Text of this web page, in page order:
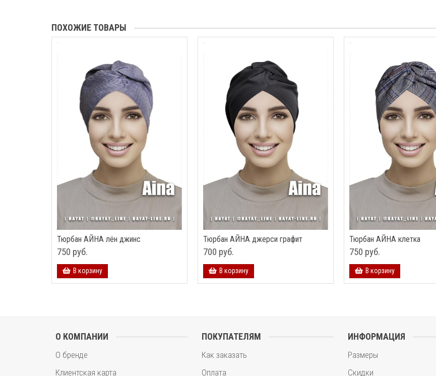
ПОХОЖИЕ ТОВАРЫ
Тюрбан АЙНА лён джинс
750 руб.
В корзину
Тюрбан АЙНА джерси графит
700 руб.
В корзину
Тюрбан АЙНА клетка
750 руб.
В корзину
О КОМПАНИИ
О бренде
Клиентская карта
ПОКУПАТЕЛЯМ
Как заказать
Оплата
ИНФОРМАЦИЯ
Размеры
Скидки